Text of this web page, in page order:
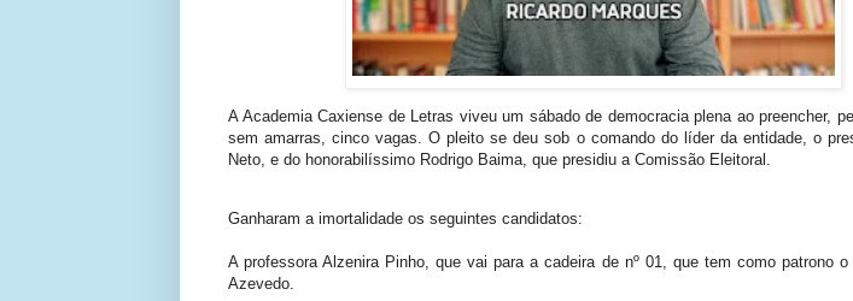
A Academia Caxiense de Letras viveu um sábado de democracia plena ao preencher,
sem amarras, cinco vagas. O pleito se deu sob o comando do líder da entidade, o
Neto, e do honorabilíssimo Rodrigo Baima, que presidiu a Comissão Eleitoral.
Ganharam a imortalidade os seguintes candidatos:
A professora Alzenira Pinho, que vai para a cadeira de nº 01, que tem como patrono
Azevedo.